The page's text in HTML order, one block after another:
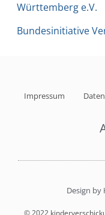
Württemberg e.V.
Bundesinitiative
Impressum
Design by